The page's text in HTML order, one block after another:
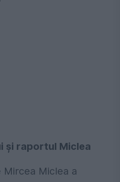
și raportul Miclea
Mircea Miclea a